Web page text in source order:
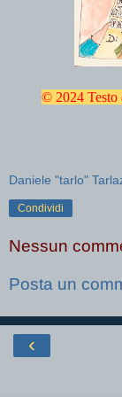
© 2024 Testo
Daniele "tarlo"
Condividi
Nessun
Posta un
‹